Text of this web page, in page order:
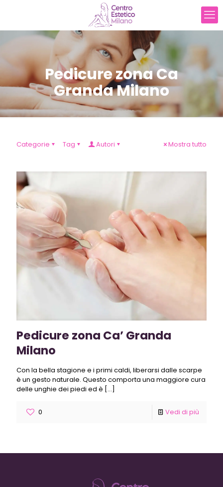
Pedicure zona Ca
Granda Milano
Categorie Tag Autori Mostra tutto
Pedicure zona Ca’ Granda
Milano
Con la bella stagione e i primi caldi, liberarsi dalle scarpe
è un gesto naturale. Questo comporta una maggiore cura
delle unghie dei piedi ed è […]
0 Vedi di più